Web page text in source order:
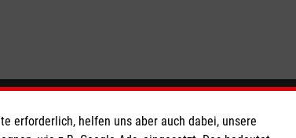
So finden Sie uns
erforderlich, helfen uns aber auch dabei, unsere